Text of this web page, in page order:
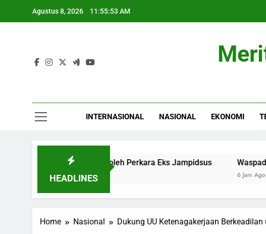
Agustus 8, 2026 11:55:54 AM
INTERNASIONAL NASIONAL EKONOMI
HEADLINES
Hukum oleh Perkara Eks Jampidsus Waspada!
Home Nasional Dukung UU Ketenagakerjaan